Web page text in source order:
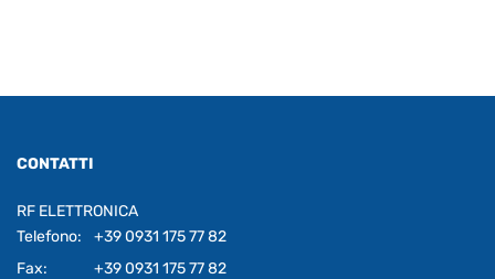
CONTATTI
RF ELETTRONICA
Telefono:
+39 0931 175 77 82
Fax:
+39 0931 175 77 82